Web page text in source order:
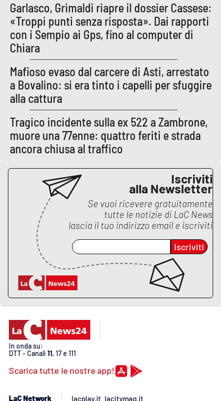
Garlasco, Grimaldi riapre il dossier Cassese:
«Troppi punti senza risposta». Dai rapporti
con i Sempio ai Gps, fino al computer di
Chiara
Mafioso evaso dal carcere di Asti, arrestato
a Bovalino: si era tinto i capelli per sfuggire
alla cattura
Tragico incidente sulla ex 522 a Zambrone,
muore una 77enne: quattro feriti e strada
ancora chiusa al traffico
Iscriviti
alla Newsletter
Se vuoi ricevere gratuitamente
tutte le notizie di LaC News
lascia il tuo indirizzo email e iscriviti
Iscriviti
In onda su:
DTT - Canali 11, 17 e 111
Scarica tutte le nostre app!
LaC Network
lacplay.it lacitymag.it